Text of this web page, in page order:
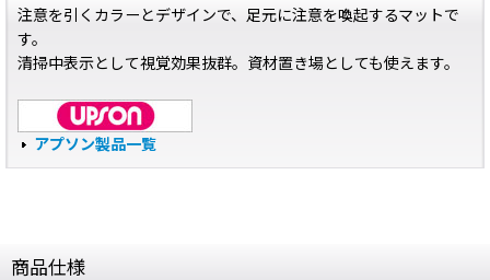
注意を引くカラーとデザインで、足元に注意を喚起するマットで
す。
清掃中表示として視覚効果抜群。資材置き場としても使えます。
アプソン製品一覧
商品仕様